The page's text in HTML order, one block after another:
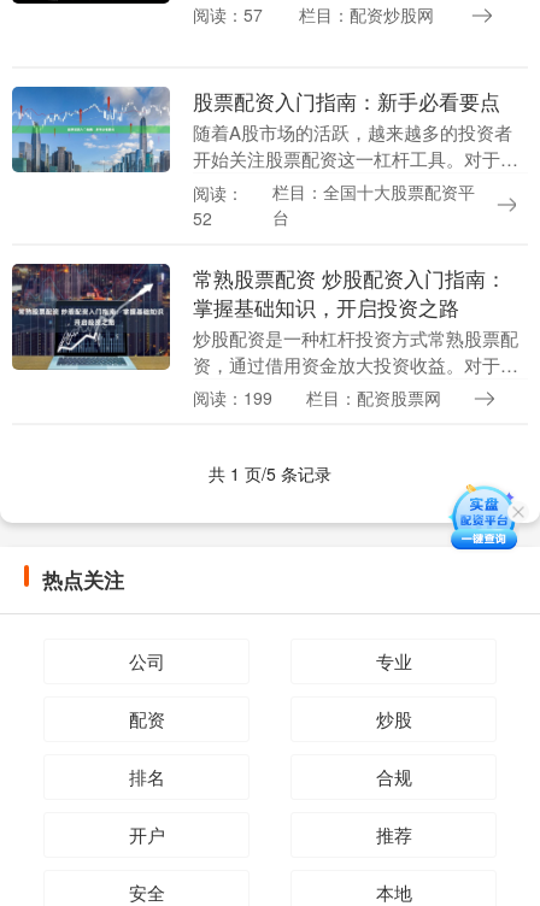
西，炒股配资市场同样呈现出蓬勃发展的
阅读：57 栏目：配资炒股网
股票配资入门指南：新手必看要点
随着A股市场的活跃，越来越多的投资者
开始关注股票配资这一杠杆工具。对于刚
刚接触配资的新手来说，了解其基本概念
和操作要点至关重要。本文将为您系统梳
阅读：
52
栏目：全国十大股票配资平
台
常熟股票配资 炒股配资入门指南：
掌握基础知识，开启投资之路
炒股配资是一种杠杆投资方式常熟股票配
资，通过借用资金放大投资收益。对于新
手来说常熟股票配资，了解炒股配资的基
阅读：199 栏目：配资股票网
共 1 页/5 条记录
热点关注
公司 专业
配资 炒股
排名 合规
开户 推荐
安全 本地